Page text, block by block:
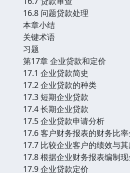
16.8 问题贷款处理
本章小结
关键术语
习题
第17章 企业贷款和定价
17.1 企业贷款简史
17.2 企业贷款的种类
17.3 短期企业贷款
17.4 长期企业贷款
17.5 企业贷款申请分析
17.6 客户财务报表的财务比
17.7 比较企业客户的绩效与
17.8 根据企业财务报表编制
17.9 企业贷款定价